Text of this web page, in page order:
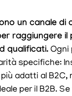
un canale di
raggiungere il
qualificati.
specifiche:
adatti al B2C,
per il B2B.